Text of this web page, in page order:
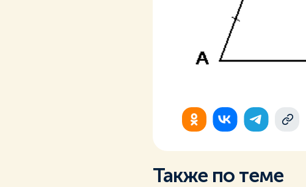
Также по теме